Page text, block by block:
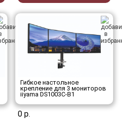
Гибкое настольное
крепление для 3 мониторов
iiyama DS1003C-B1
0 р.